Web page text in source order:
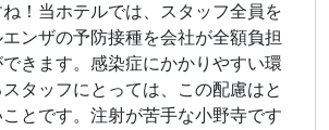
！当ホテルでは、スタッフ全員を
ンザの予防接種を会社が全額負担
きます。感染症にかかりやすい環
タッフにとっては、この配慮はと
とです。注射が苦手な小野寺です